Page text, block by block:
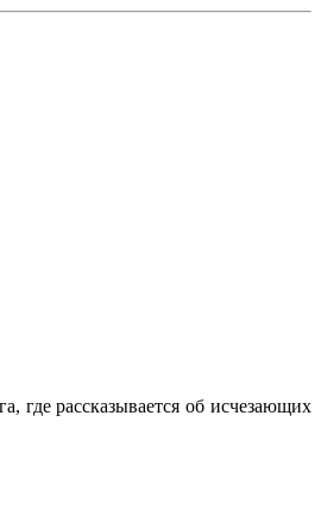
где рассказывается об исчезающих